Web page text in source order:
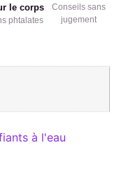
le corps
phtalates
Conseils sans
jugement
à l'eau